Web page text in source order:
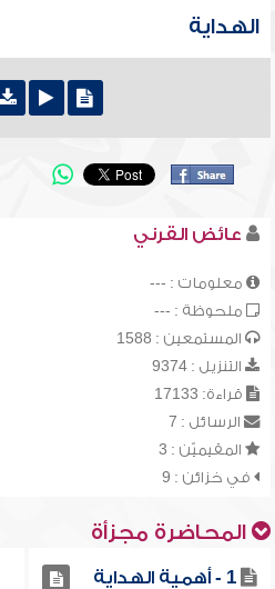
الهداية
عائض القرني
معلومات : ---
ملحوظة : ---
المستمعين : 1588
التنزيل : 9374
قراءة: 17133
الرسائل : 7
المقيميّن : 3
في خزائن : 9
المحاضرة مجزأة
1 - أهمية الهداية